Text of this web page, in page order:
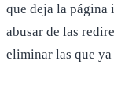
que deja la página
abusar de las
eliminar las que